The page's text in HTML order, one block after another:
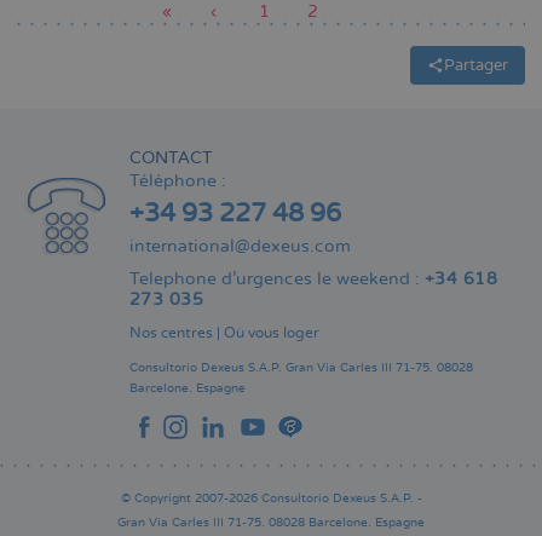
Première
page
«
Page
précédente
‹ Page
1
Page
actuelle
2
Partager
CONTACT
Téléphone :
+34 93 227 48 96
international@dexeus.com
Telephone d’urgences le weekend : +34 618
273 035
Nos centres Où vous loger
Consultorio Dexeus S.A.P. Gran Via Carles III 71-75. 08028
Barcelone. Espagne
© Copyright 2007-2026 Consultorio Dexeus S.A.P. -
Gran Via Carles III 71-75. 08028 Barcelone. Espagne